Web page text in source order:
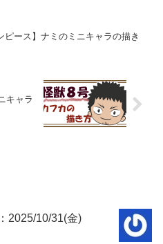
ピース】ナミのミニキャラの描き
キャラ
2025/10/31(金)